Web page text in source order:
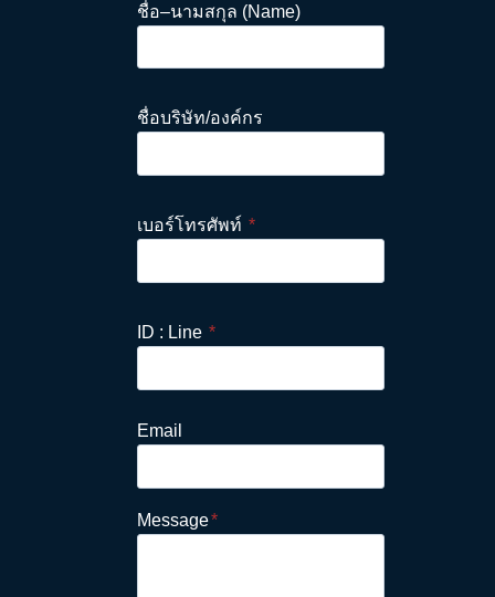
ชื่อ–นามสกุล (Name)
ชื่อบริษัท/องค์กร
เบอร์โทรศัพท์ *
ID : Line *
Email
Message*